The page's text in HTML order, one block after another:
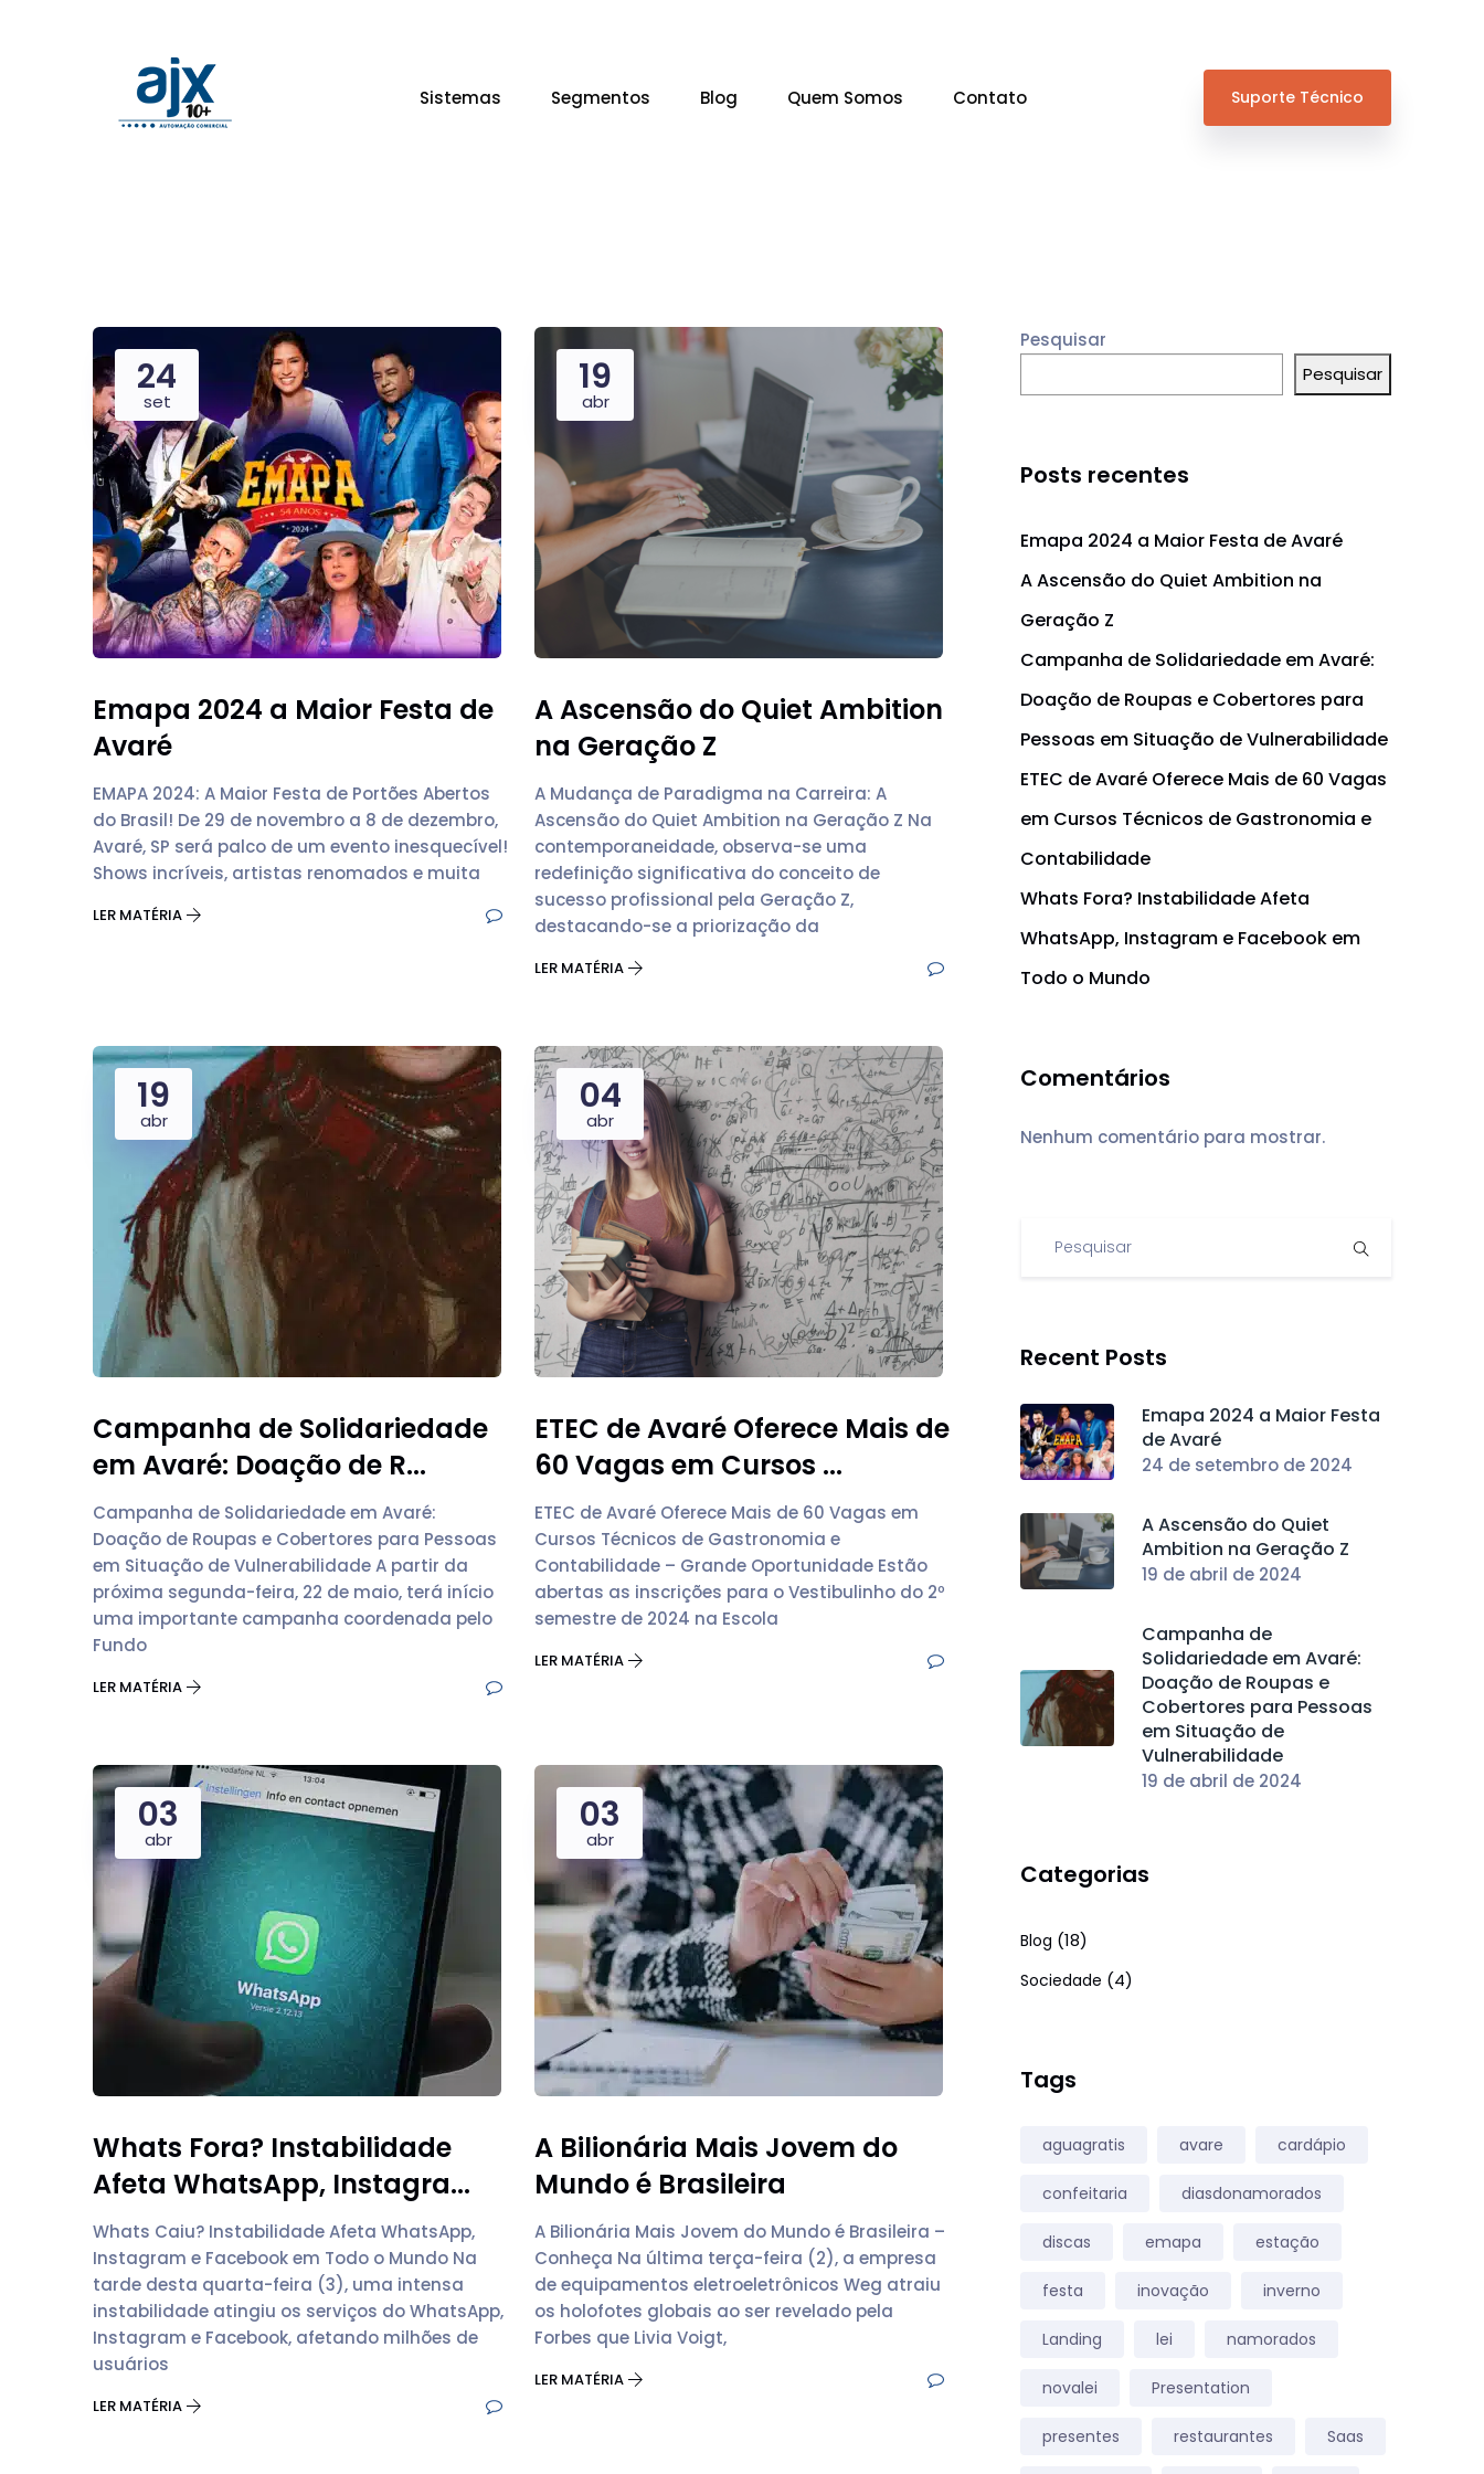
Sistemas Segmentos Blog Quem Somos Contato Suporte Técnico
24
set
Emapa 2024 a Maior Festa de
Avaré
EMAPA 2024: A Maior Festa de Portões Abertos
do Brasil! De 29 de novembro a 8 de dezembro,
Avaré, SP será palco de um evento inesquecível!
Shows incríveis, artistas renomados e muita
LER MATÉRIA
19
abr
A Ascensão do Quiet Ambition
na Geração Z
A Mudança de Paradigma na Carreira: A
Ascensão do Quiet Ambition na Geração Z Na
contemporaneidade, observa-se uma
redefinição significativa do conceito de
sucesso profissional pela Geração Z,
destacando-se a priorização da
LER MATÉRIA
19
abr
Campanha de Solidariedade
em Avaré: Doação de R...
Campanha de Solidariedade em Avaré:
Doação de Roupas e Cobertores para Pessoas
em Situação de Vulnerabilidade A partir da
próxima segunda-feira, 22 de maio, terá início
uma importante campanha coordenada pelo
Fundo
LER MATÉRIA
04
abr
ETEC de Avaré Oferece Mais de
60 Vagas em Cursos ...
ETEC de Avaré Oferece Mais de 60 Vagas em
Cursos Técnicos de Gastronomia e
Contabilidade – Grande Oportunidade Estão
abertas as inscrições para o Vestibulinho do 2º
semestre de 2024 na Escola
LER MATÉRIA
03
abr
Whats Fora? Instabilidade
Afeta WhatsApp, Instagra...
Whats Caiu? Instabilidade Afeta WhatsApp,
Instagram e Facebook em Todo o Mundo Na
tarde desta quarta-feira (3), uma intensa
instabilidade atingiu os serviços do WhatsApp,
Instagram e Facebook, afetando milhões de
usuários
LER MATÉRIA
03
abr
A Bilionária Mais Jovem do
Mundo é Brasileira
A Bilionária Mais Jovem do Mundo é Brasileira –
Conheça Na última terça-feira (2), a empresa
de equipamentos eletroeletrônicos Weg atraiu
os holofotes globais ao ser revelado pela
Forbes que Livia Voigt,
LER MATÉRIA
Pesquisar
Pesquisar
Posts recentes
Emapa 2024 a Maior Festa de Avaré
A Ascensão do Quiet Ambition na
Geração Z
Campanha de Solidariedade em Avaré:
Doação de Roupas e Cobertores para
Pessoas em Situação de Vulnerabilidade
ETEC de Avaré Oferece Mais de 60 Vagas
em Cursos Técnicos de Gastronomia e
Contabilidade
Whats Fora? Instabilidade Afeta
WhatsApp, Instagram e Facebook em
Todo o Mundo
Comentários
Nenhum comentário para mostrar.
Recent Posts
Emapa 2024 a Maior Festa
de Avaré
24 de setembro de 2024
A Ascensão do Quiet
Ambition na Geração Z
19 de abril de 2024
Campanha de
Solidariedade em Avaré:
Doação de Roupas e
Cobertores para Pessoas
em Situação de
Vulnerabilidade
19 de abril de 2024
Categorias
Blog (18)
Sociedade (4)
Tags
aguagratis avare cardápio
confeitaria diasdonamorados
discas emapa estação
festa inovação inverno
Landing lei namorados
novalei Presentation
presentes restaurantes Saas